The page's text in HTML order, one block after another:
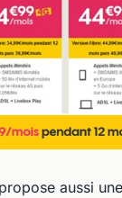
aussi